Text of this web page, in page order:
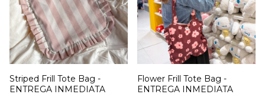
Striped Frill Tote Bag -
ENTREGA INMEDIATA
Flower Frill Tote Bag -
ENTREGA INMEDIATA